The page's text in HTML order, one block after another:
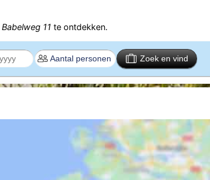
Babelweg 11 te ontdekken.
Zoek en vind